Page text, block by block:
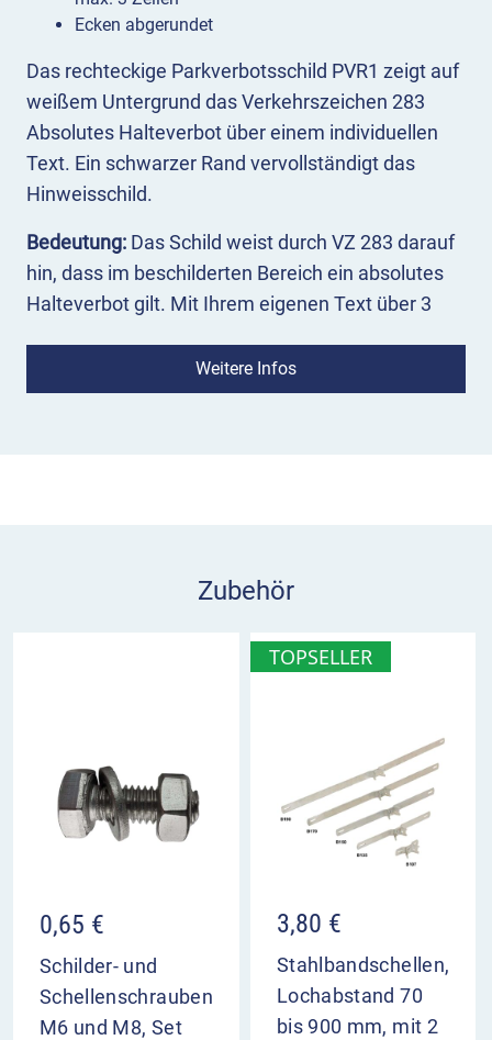
Das rechteckige Parkverbotsschild PVR1 zeigt auf
weißem Untergrund das Verkehrszeichen 283
Absolutes Halteverbot über einem individuellen
Text. Ein schwarzer Rand vervollständigt das
Hinweisschild.
Bedeutung: Das Schild weist durch VZ 283 darauf
hin, dass im beschilderten Bereich ein absolutes
Halteverbot gilt. Mit Ihrem eigenen Text über 3
begründen oder ein Abschleppen androhen.
Parkverbotsschild PVR1 im Überblick
Weitere Infos
Ecken abgerundet
Zubehör
0,65 €
Schilder- und
Schellenschrauben
M6 und M8, Set
TOPSELLER
3,80 €
Stahlbandschellen,
Lochabstand 70
bis 900 mm, mit 2